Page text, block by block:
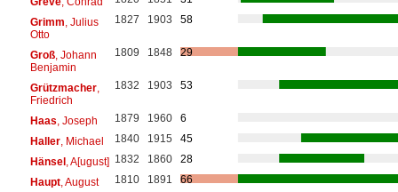
Grimm , Julius
Otto
1827 1903 58
Groß, Johann
Benjamin
1809 1848 29
Grützmacher,
Friedrich
1832 1903 53
Haas , Joseph 1879 1960
6
Haller, Michael 1840 1915
45
Hänsel, A[ugust] 1832 1860
28
Haupt, August 1810 1891
66